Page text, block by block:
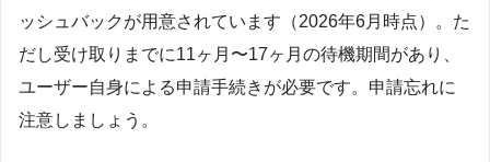
ッシュバックが用意されています（2026年6月時点）。た
だし受け取りまでに11ヶ月〜17ヶ月の待機期間があり、
ユーザー自身による申請手続きが必要です。申請忘れに
注意しましょう。